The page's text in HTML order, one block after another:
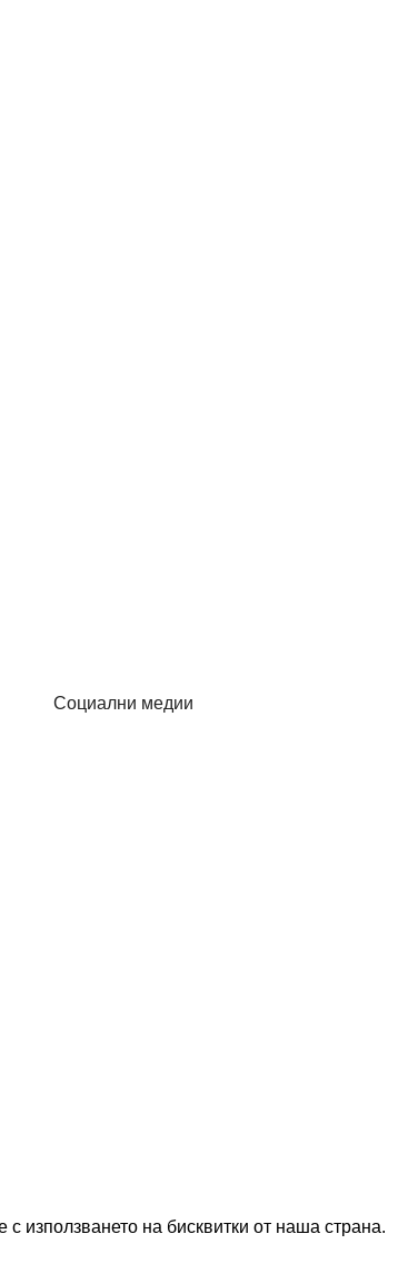
Социални медии
използването на бисквитки от наша страна.